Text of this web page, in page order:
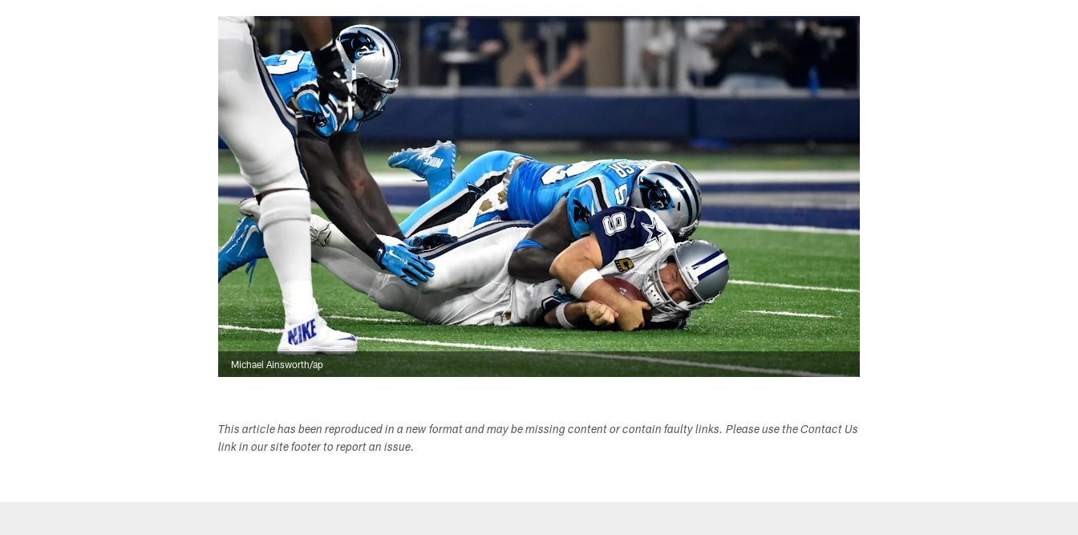
Michael Ainsworth/ap
This article has been reproduced in a new format and may be missing content or contain faulty links. Please use the Contact Us
link in our site footer to report an issue.